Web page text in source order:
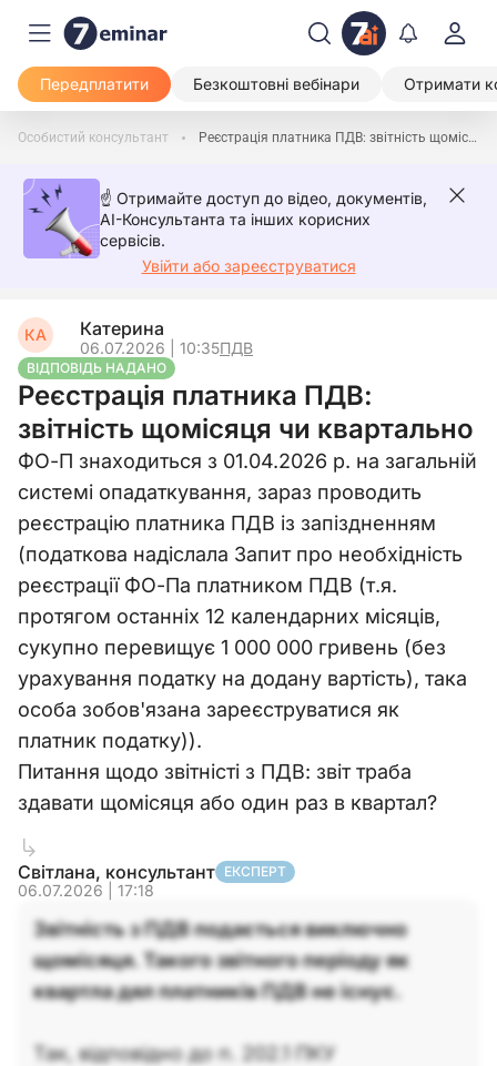
Передплатити Безкоштовні вебінари Отримати
Особистий консультант Реєстрація платника ПДВ: звітність щомісяця чи квартально
☝️ Отримайте доступ до відео, документів,
AI-Консультанта та інших корисних
сервісів.
Увійти або зареєструватися
КА Катерина
06.07.2026 | 10:35ПДВ
ВІДПОВІДЬ НАДАНО
Реєстрація платника ПДВ:
звітність щомісяця чи квартально
ФО-П знаходиться з 01.04.2026 р. на загальній
системі опадаткування, зараз проводить
реєстрацію платника ПДВ із запіздненням
(податкова надіслала Запит про необхідність
реєстрації ФО-Па платником ПДВ (т.я.
протягом останніх 12 календарних місяців,
сукупно перевищує 1 000 000 гривень (без
урахування податку на додану вартість), така
особа зобов'язана зареєструватися як
платник податку)).
Питання щодо звітністі з ПДВ: звіт траба
здавати щомісяця або один раз в квартал?
Світлана, консультант ЕКСПЕРТ
06.07.2026 | 17:18
Звітність з ПДВ подається виключно
щомісяця. Такого звітного періоду як
квартла дял платників ПДВ не існує.
Так, відповідно до п. 202.1 ПКУ